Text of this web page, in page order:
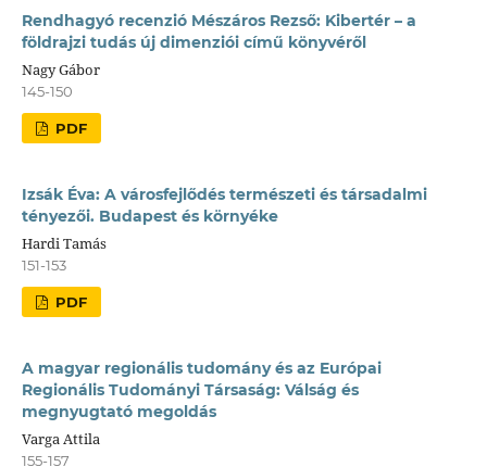
Rendhagyó recenzió Mészáros Rezső: Kibertér – a
földrajzi tudás új dimenziói című könyvéről
Nagy Gábor
145-150
PDF
Izsák Éva: A városfejlődés természeti és társadalmi
tényezői. Budapest és környéke
Hardi Tamás
151-153
PDF
A magyar regionális tudomány és az Európai
Regionális Tudományi Társaság: Válság és
megnyugtató megoldás
Varga Attila
155-157